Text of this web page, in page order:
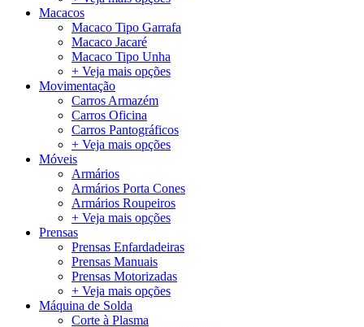
Macacos
Macaco Tipo Garrafa
Macaco Jacaré
Macaco Tipo Unha
+ Veja mais opções
Movimentação
Carros Armazém
Carros Oficina
Carros Pantográficos
+ Veja mais opções
Móveis
Armários
Armários Porta Cones
Armários Roupeiros
+ Veja mais opções
Prensas
Prensas Enfardadeiras
Prensas Manuais
Prensas Motorizadas
+ Veja mais opções
Máquina de Solda
Corte à Plasma